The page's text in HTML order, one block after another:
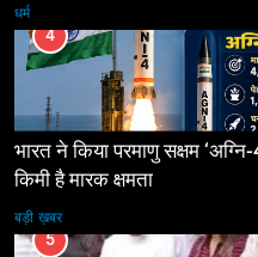
धर्म
4
भारत ने किया परमाणु सक्षम
किमी है मारक क्षमता
बड़ी ख़बर
5